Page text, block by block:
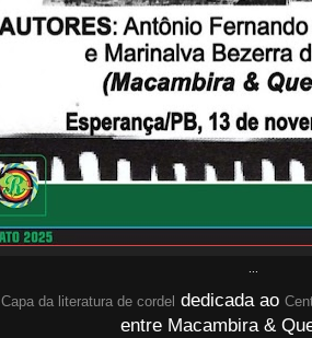
Capa da literatura de cordel dedicada ao
entre Macambira &